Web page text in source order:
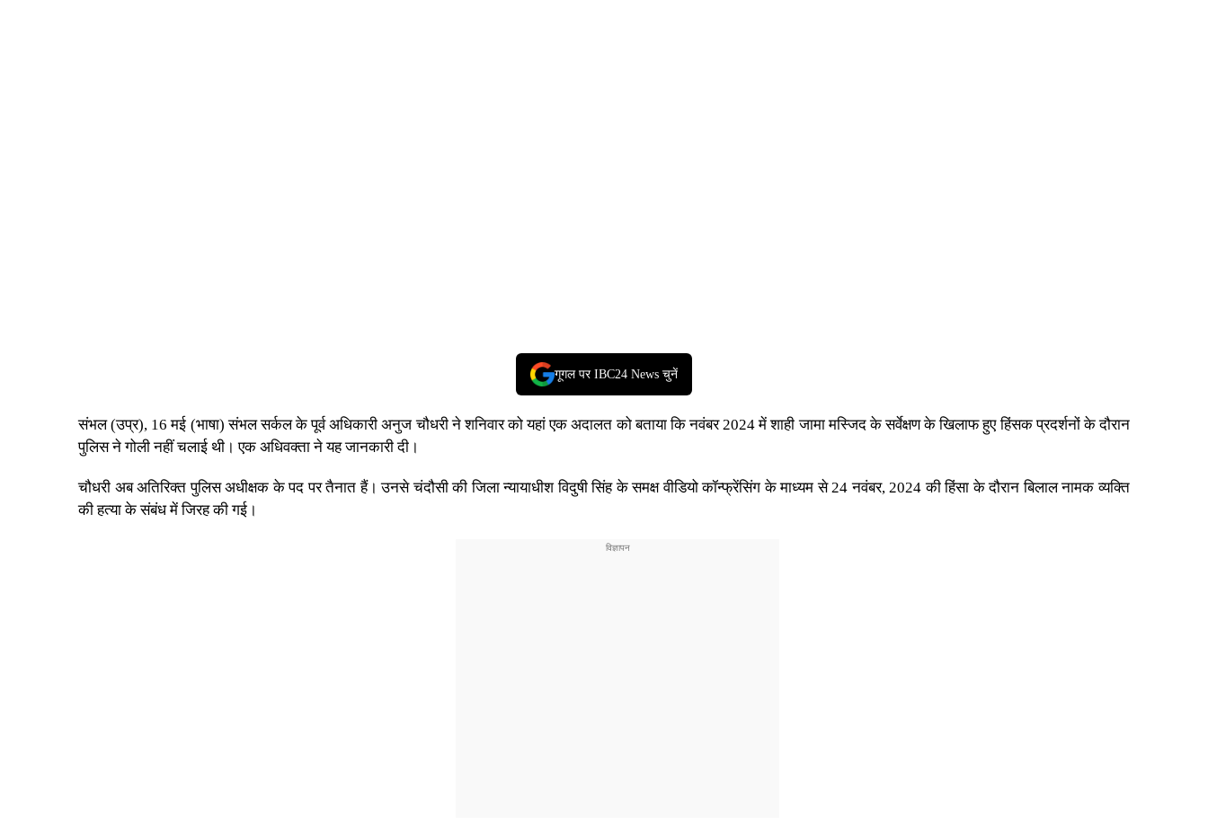
गूगल पर IBC24 News चुनें
संभल (उप्र), 16 मई (भाषा) संभल सर्कल के पूर्व अधिकारी अनुज चौधरी ने शनिवार को यहां एक अदालत को बताया कि नवंबर 2024 में शाही जामा मस्जिद के सर्वेक्षण के खिलाफ हुए हिंसक प्रदर्शनों के दौरान
पुलिस ने गोली नहीं चलाई थी। एक अधिवक्ता ने यह जानकारी दी।
चौधरी अब अतिरिक्त पुलिस अधीक्षक के पद पर तैनात हैं। उनसे चंदौसी की जिला न्यायाधीश विदुषी सिंह के समक्ष वीडियो कॉन्फ्रेंसिंग के माध्यम से 24 नवंबर, 2024 की हिंसा के दौरान बिलाल नामक व्यक्ति
की हत्या के संबंध में जिरह की गई।